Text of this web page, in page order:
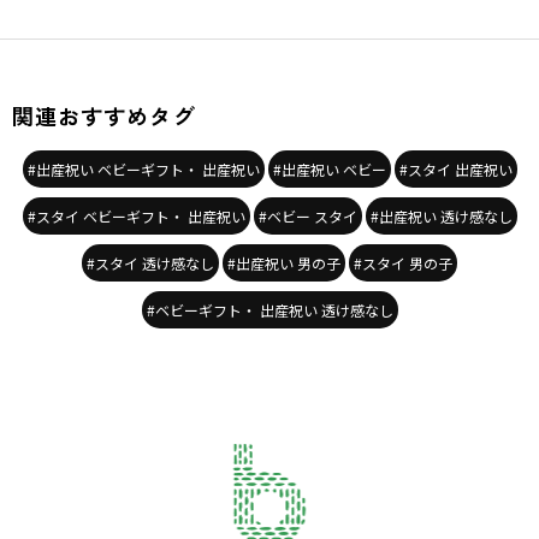
関連おすすめタグ
#出産祝い ベビーギフト・ 出産祝い #出産祝い ベビー #スタイ 出産祝い
#スタイ ベビーギフト・ 出産祝い #ベビー スタイ #出産祝い 透け感なし
#スタイ 透け感なし #出産祝い 男の子 #スタイ 男の子
#ベビーギフト・ 出産祝い 透け感なし